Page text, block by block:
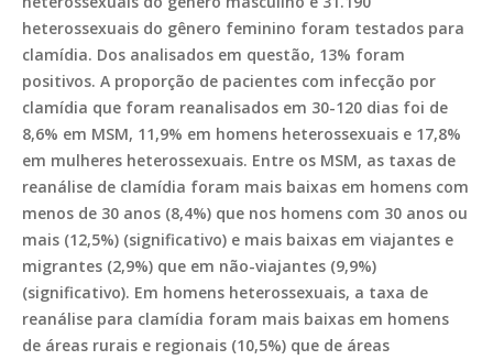
heterossexuais do gênero feminino foram testados para
clamídia. Dos analisados em questão, 13% foram
positivos. A proporção de pacientes com infecção por
clamídia que foram reanalisados em 30-120 dias foi de
8,6% em MSM, 11,9% em homens heterossexuais e 17,8%
em mulheres heterossexuais. Entre os MSM, as taxas de
reanálise de clamídia foram mais baixas em homens com
menos de 30 anos (8,4%) que nos homens com 30 anos ou
mais (12,5%) (significativo) e mais baixas em viajantes e
migrantes (2,9%) que em não-viajantes (9,9%)
(significativo). Em homens heterossexuais, a taxa de
reanálise para clamídia foram mais baixas em homens
de áreas rurais e regionais (10,5%) que de áreas